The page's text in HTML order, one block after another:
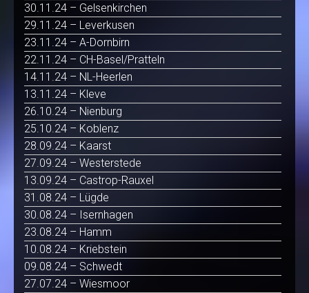
30.11.24 – Gelsenkirchen
29.11.24 – Leverkusen
23.11.24 – A-Dornbirn
22.11.24 – CH-Basel/Pratteln
14.11.24 – NL-Heerlen
13.11.24 – Kleve
26.10.24 – Nienburg
25.10.24 – Koblenz
28.09.24 – Kaarst
27.09.24 – Westerstede
13.09.24 – Castrop-Rauxel
31.08.24 – Lügde
30.08.24 – Isernhagen
23.08.24 – Hamm
10.08.24 – Kriebstein
09.08.24 – Schwedt
27.07.24 – Wiesmoor